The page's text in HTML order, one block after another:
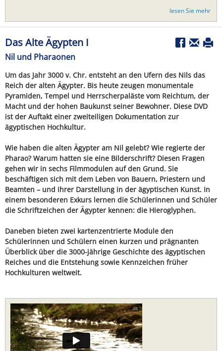
lesen Sie mehr
Das Alte Ägypten I
Nil und Pharaonen
Um das Jahr 3000 v. Chr. entsteht an den Ufern des Nils das
Reich der alten Ägypter. Bis heute zeugen monumentale
Pyramiden, Tempel und Herrscherpaläste vom Reichtum, der
Macht und der hohen Baukunst seiner Bewohner. Diese DVD
ist der Auftakt einer zweiteiligen Dokumentation zur
ägyptischen Hochkultur.
Wie haben die alten Ägypter am Nil gelebt? Wie regierte der
Pharao? Warum hatten sie eine Bilderschrift? Diesen Fragen
gehen wir in sechs Filmmodulen auf den Grund. Sie
beschäftigen sich mit dem Leben von Bauern, Priestern und
Beamten – und ihrer Darstellung in der ägyptischen Kunst. In
einem besonderen Exkurs lernen die Schülerinnen und Schüler
die Schriftzeichen der Ägypter kennen: die Hieroglyphen.
Daneben bieten zwei kartenzentrierte Module den
Schülerinnen und Schülern einen kurzen und prägnanten
Überblick über die 3000-jährige Geschichte des ägyptischen
Reiches und die Entstehung sowie Kennzeichen früher
Hochkulturen weltweit.